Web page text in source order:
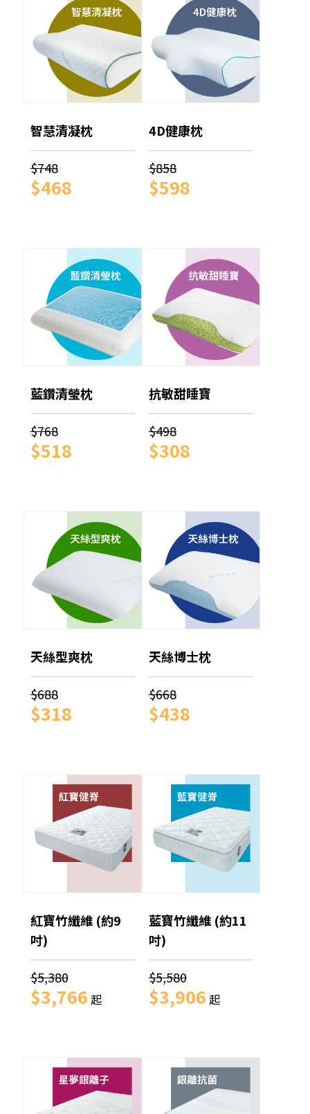
智慧清凝枕
$748
$468
4D健康枕
$858
$598
藍鑽清瑩枕
$768
$518
抗敏甜睡寶
$498
$308
天絲型爽枕
$688
$318
天絲博士枕
$668
$438
紅寶竹纖維 (約9
吋)
$5,380
$3,766 起
藍寶竹纖維 (約11
吋)
$5,580
$3,906 起